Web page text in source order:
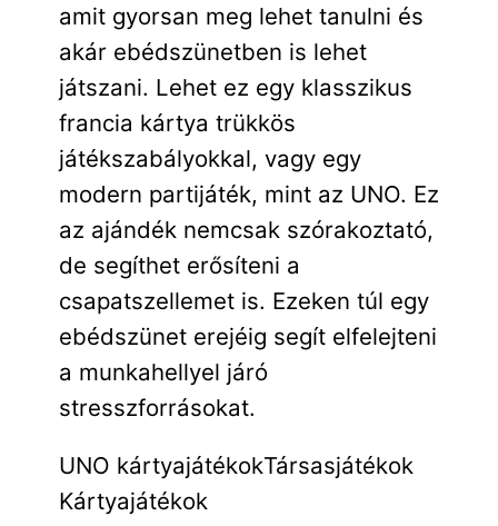
amit gyorsan meg lehet tanulni és
akár ebédszünetben is lehet
játszani. Lehet ez egy klasszikus
francia kártya trükkös
játékszabályokkal, vagy egy
modern partijáték, mint az UNO. Ez
az ajándék nemcsak szórakoztató,
de segíthet erősíteni a
csapatszellemet is. Ezeken túl egy
ebédszünet erejéig segít elfelejteni
a munkahellyel járó
stresszforrásokat.
UNO kártyajátékokTársasjátékok
Kártyajátékok